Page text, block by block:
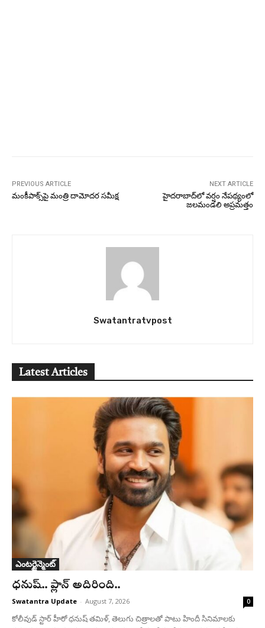
PREVIOUS ARTICLE
మంకీపాక్స్‌పై మంత్రి దామోదర సమీక్ష
NEXT ARTICLE
హైదరాబాద్‌లో వర్షం నేపథ్యంలో
జలమండలి అప్రమత్తం
Swatantratvpost
Latest Articles
ఎంటర్టైన్మెంట్
ధనుష్‌.. ప్లాన్ అదిరింది..
Swatantra Update - August 7, 2026 0
కోలీవుడ్ స్టార్ హీరో ధనుష్ తమిళ్, తెలుగు చిత్రాలతో పాటు హిందీ సినిమాలకు